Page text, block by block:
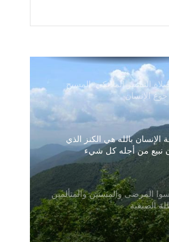
يحمل صليبنا معنا ويحوّل الألم
التبشير الملائكي: المسيح
الإنسان
الإنسان بالله هي الكنز الذي
نبيع من أجله كل شيء
تنسوا المرضى والمسنين والمتألمين
الصيفية